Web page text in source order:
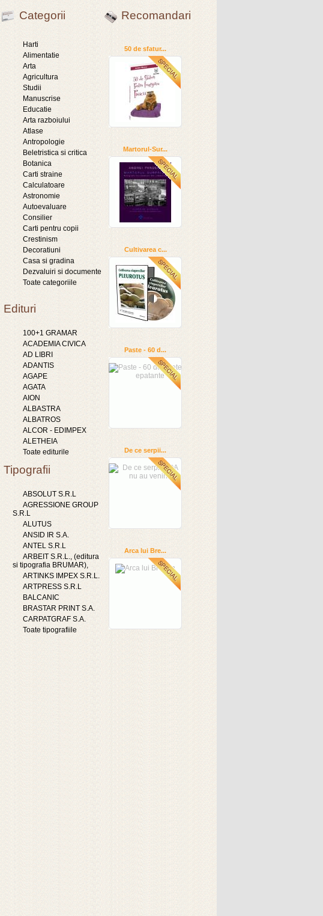
Categorii
Harti
Alimentatie
Arta
Agricultura
Studii
Manuscrise
Educatie
Arta razboiului
Atlase
Antropologie
Beletristica si critica
Botanica
Carti straine
Calculatoare
Astronomie
Autoevaluare
Consilier
Carti pentru copii
Crestinism
Decoratiuni
Casa si gradina
Dezvaluiri si documente
Toate categoriile
Edituri
100+1 GRAMAR
ACADEMIA CIVICA
AD LIBRI
ADANTIS
AGAPE
AGATA
AION
ALBASTRA
ALBATROS
ALCOR - EDIMPEX
ALETHEIA
Toate editurile
Tipografii
ABSOLUT S.R.L
AGRESSIONE GROUP
S.R.L
ALUTUS
ANSID IR S.A.
ANTEL S.R.L
ARBEIT S.R.L., (editura
si tipografia BRUMAR),
ARTINKS IMPEX S.R.L.
ARTPRESS S.R.L
BALCANIC
BRASTAR PRINT S.A.
CARPATGRAF S.A.
Toate tipografiile
Recomandari
50 de sfatur...
Martorul-Sur...
Cultivarea c...
Paste - 60 d...
De ce serpii...
Arca lui Bre...